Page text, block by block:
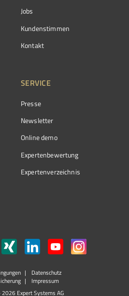
Jobs
Kundenstimmen
Kontakt
SERVICE
Presse
Newsletter
Online demo
Expertenbewertung
Expertenverzeichnis
Datenschutz
Impressum
Expert Systems AG